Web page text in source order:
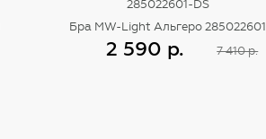
285022601-DS
Бра MW-Light Альгеро 285022601
2 590 р.
7 410 р.